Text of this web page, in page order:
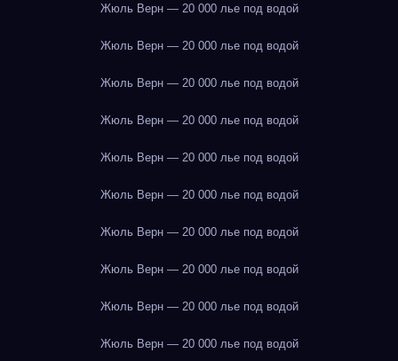
Жюль Верн — 20 000 лье под водой
Жюль Верн — 20 000 лье под водой
Жюль Верн — 20 000 лье под водой
Жюль Верн — 20 000 лье под водой
Жюль Верн — 20 000 лье под водой
Жюль Верн — 20 000 лье под водой
Жюль Верн — 20 000 лье под водой
Жюль Верн — 20 000 лье под водой
Жюль Верн — 20 000 лье под водой
Жюль Верн — 20 000 лье под водой